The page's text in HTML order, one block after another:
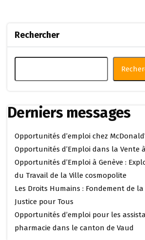
Rechercher
Derniers messages
Opportunités d’emploi chez
Opportunités d’Emploi dans la Vente
Opportunités d’Emploi à Genève :
du Travail de la Ville cosmopolite
Les Droits Humains : Fondement de
Justice pour Tous
Opportunités d’emploi pour les
pharmacie dans le canton de Vaud